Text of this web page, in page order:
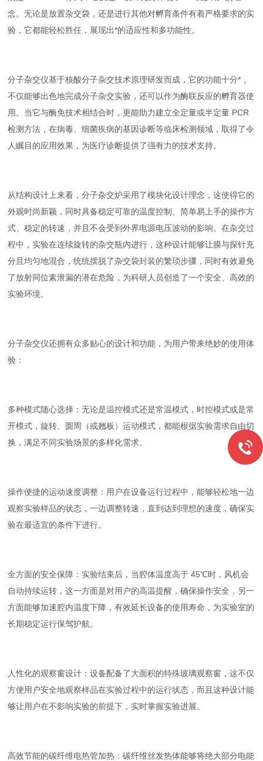
念。无论是放置杂交袋，还是进行其他对孵育条件有着严格要求的实
验，它都能轻松胜任，展现出*的适应性和多功能性。
分子杂交仪基于核酸分子杂交技术原理研发而成，它的功能十分*，
不仅能够出色地完成分子杂交实验，还可以作为酶联反应的孵育器使
用。当它与酶免技术相结合时，更能助力建立全定量或半定量 PCR
检测方法，在病毒、细菌疾病的基因诊断等临床检测领域，取得了令
人瞩目的应用效果，为医疗诊断提供了强有力的技术支持。
从结构设计上来看，分子杂交炉采用了模块化设计理念，这使得它的
外观时尚新颖，同时具备稳定可靠的温度控制、简单易上手的操作方
式、稳定的转速，并且不会受到外界电源电压波动的影响。在杂交过
程中，实验在连续旋转的杂交瓶内进行，这种设计能够让膜与探针充
分且均匀地混合，统统摆脱了杂交袋封装的繁琐步骤，同时有效避免
了放射同位素泄漏的潜在危险，为科研人员创造了一个安全、高效的
实验环境。
分子杂交仪还拥有众多贴心的设计和功能，为用户带来绝妙的使用体
验：
多种模式随心选择：无论是温控模式还是常温模式，时控模式或是常
开模式，旋转、圆周（或翘板）运动模式，都能根据实验需求自由切
换，满足不同实验场景的多样化需求。
操作便捷的运动速度调整：用户在设备运行过程中，能够轻松地一边
观察实验样品的状态，一边调整转速，直到达到理想的速度，确保实
验在最适宜的条件下进行。
全方面的安全保障：实验结束后，当腔体温度高于 45℃时，风机会
自动持续运转，这一方面是对用户的高温提醒，确保操作安全，另一
方面能够加速腔内温度下降，有效延长设备的使用寿命，为实验室的
长期稳定运行保驾护航。
人性化的观察窗设计：设备配备了大面积的特殊玻璃观察窗，这不仅
方便用户安全地观察样品在实验过程中的运行状态，而且这种设计能
够让用户在不影响实验的前提下，实时掌握实验进展。
高效节能的碳纤维电热管加热：碳纤维丝发热体能够将绝大部分电能